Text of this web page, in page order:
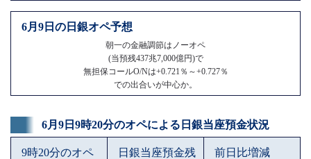
6月9日の日銀オペ予想
朝一の金融調節はノーオペ
(当預残437兆7,000億円)で
無担保コールO/Nは+0.721％～+0.727％
での出合いが中心か。
6月9日9時20分のオペによる日銀当座預金状況
9時20分のオペ
日銀当座預金残
前日比増減